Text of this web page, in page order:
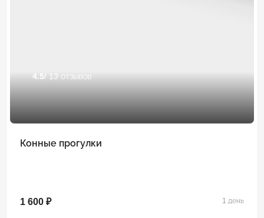
4.5/ 13 отзывов
Конные прогулки
1 600 ₽ 1 день